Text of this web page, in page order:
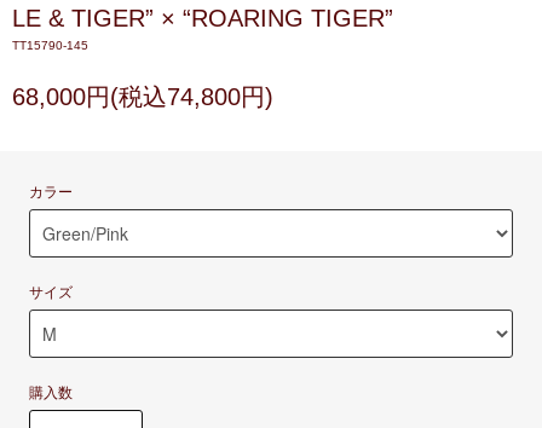
LE & TIGER” × “ROARING TIGER”
TT15790-145
68,000円(税込74,800円)
カラー
サイズ
購入数